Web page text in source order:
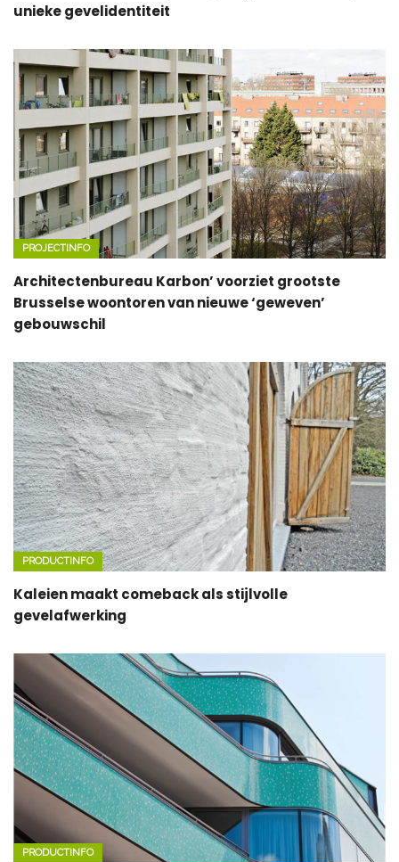
unieke gevelidentiteit
PROJECTINFO
Architectenbureau Karbon’ voorziet grootste
Brusselse woontoren van nieuwe ‘geweven’
gebouwschil
PRODUCTINFO
Kaleien maakt comeback als stijlvolle
gevelafwerking
PRODUCTINFO